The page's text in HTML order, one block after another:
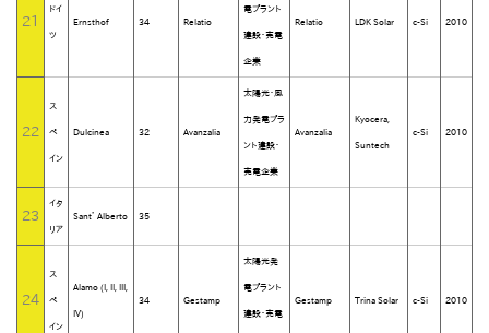
21
ドイ
ツ
Ernsthof 34 Relatio
電プラント
建設・売電
企業
Relatio LDK Solar c-Si 2010
22
ス
ペ
イン
Dulcinea 32 Avanzalia
太陽光・風
力発電プラ
ント建設・
売電企業
Avanzalia
Kyocera,
Suntech
c-Si 2010
23
イタ
リア
Sant’ Alberto 35
24
ス
ペ
イン
Alamo (I, II, III,
IV)
34 Gestamp
太陽光発
電プラント
建設・売電
Gestamp Trina Solar c-Si 2010